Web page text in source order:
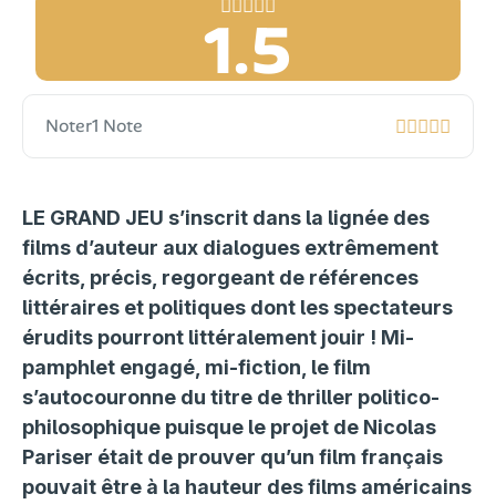
LE GRAND JEU s’inscrit dans la lignée des
films d’auteur aux dialogues extrêmement
écrits, précis, regorgeant de références
littéraires et politiques dont les spectateurs
érudits pourront littéralement jouir ! Mi-
pamphlet engagé, mi-fiction, le film
s’autocouronne du titre de thriller politico-
philosophique puisque le projet de Nicolas
Pariser était de prouver qu’un film français
pouvait être à la hauteur des films américains
Noter1 Note
1.5